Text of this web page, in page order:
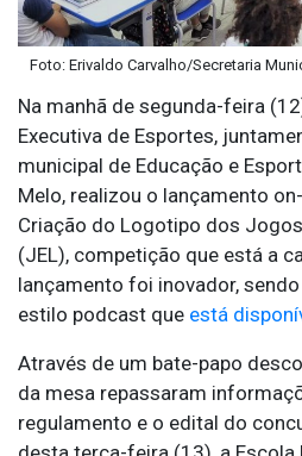
Foto: Erivaldo Carvalho/Secretaria
Na manhã de segunda-feira
Executiva de Esportes,
municipal de Educação e
Melo, realizou o lançamento
Criação do Logotipo dos
(JEL), competição que está a
lançamento foi inovador,
estilo podcast que está
Através de um bate-papo
da mesa repassaram
regulamento e o edital do